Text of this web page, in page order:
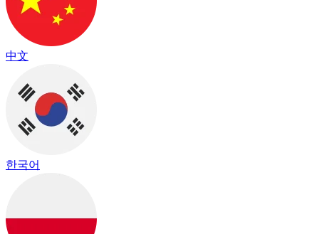
中文
한국어